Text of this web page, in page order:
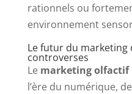
rationnels ou
environnement
Le futur du
controverses
Le marketing olfactif
l’ère du numérique,